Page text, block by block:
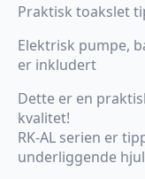
Praktisk toakslet
Elektrisk pumpe,
er inkludert
Dette er en
kvalitet!
RK-AL serien er
underliggende hjul